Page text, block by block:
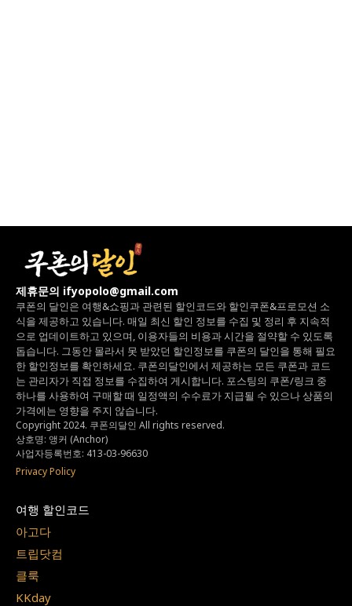
제휴문의 ifyopolo@gmail.com
쿠폰의 달인은 여행&쇼핑과 관련된 할인코드와 할인쿠폰&프로모션 소
식을 제공하고 있습니다. 매일 최신 할인 정보를 수집 및 정리 후 지속적
으로 업데이트하고 있으며, 이용자들의 비용과 시간을 절약할 수 있도록
돕습니다. 그동안 몰라서 못 받았던 할인정보를 쿠폰의 달인을 통해 필요
한 할인정보를 확인하세요. 쿠폰의달인에서 제공하는 모든 쿠폰과 코드
는 관리자가 직접 정보를 수집하여 게시합니다. 포스팅의 쿠폰/링크 중
하나를 사용하여 구매할 때 일정액의 수수료가 지급될 수 있으나상품의
가격에는 영향을 주지 않습니다.
Copyright 2024. 쿠폰의달인 All rights reserved.
상호명: 앵커 (Anchor)
사업자등록번호: 413-03-96630
Privacy Policy
여행 할인코드
아고다
트립닷컴
클룩
KKday